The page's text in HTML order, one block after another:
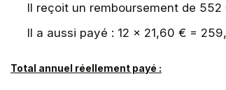
Il reçoit un remboursement de
Il a aussi payé : 12 × 21,60 € =
Total annuel réellement payé :